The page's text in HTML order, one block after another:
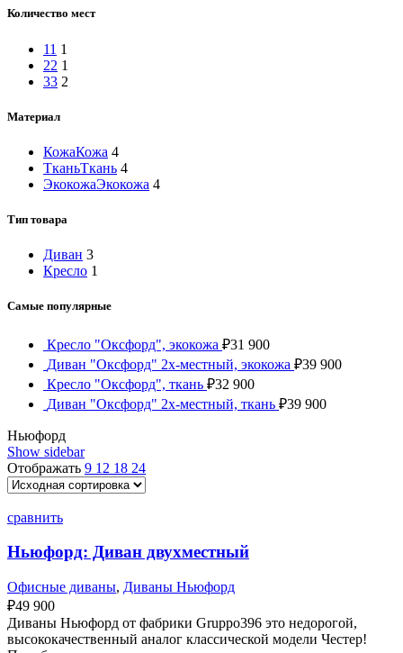
Количество мест
11 1
22 1
33 2
Материал
КожаКожа 4
ТканьТкань 4
ЭкокожаЭкокожа 4
Тип товара
Диван 3
Кресло 1
Самые популярные
Кресло "Оксфорд", экокожа ₽31 900
Диван "Оксфорд" 2х-местный, экокожа ₽39 900
Кресло "Оксфорд", ткань ₽32 900
Диван "Оксфорд" 2х-местный, ткань ₽39 900
Ньюфорд
Show sidebar
Отображать 9 12 18 24
сравнить
Ньюфорд: Диван двухместный
Офисные диваны, Диваны Ньюфорд
₽49 900
Диваны Ньюфорд от фабрики Gruppo396 это недорогой,
высококачественный аналог классической модели Честер!